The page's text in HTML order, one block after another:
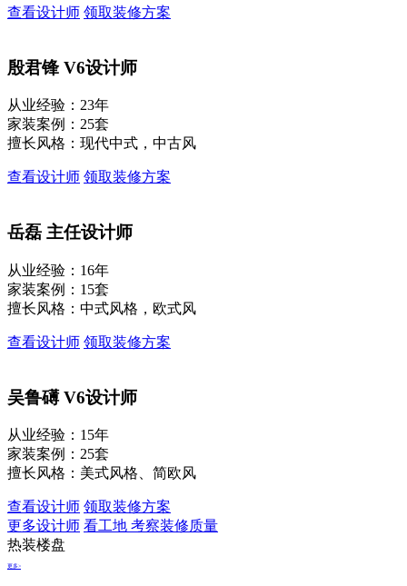
查看设计师 领取装修方案
殷君锋 V6设计师
从业经验：23年
家装案例：25套
擅长风格：现代中式，中古风
查看设计师 领取装修方案
岳磊 主任设计师
从业经验：16年
家装案例：15套
擅长风格：中式风格，欧式风
查看设计师 领取装修方案
吴鲁礡V6设计师
从业经验：15年
家装案例：25套
擅长风格：美式风格、简欧风
查看设计师 领取装修方案
更多设计师 看工地 考察装修质量
热装楼盘
更多>